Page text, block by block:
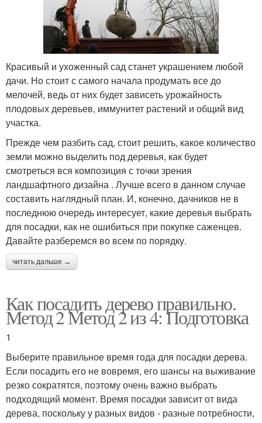
Красивый и ухоженный сад станет украшением любой
дачи. Но стоит с самого начала продумать все до
мелочей, ведь от них будет зависеть урожайность
плодовых деревьев, иммунитет растений и общий вид
участка.
Прежде чем разбить сад, стоит решить, какое количество
земли можно выделить под деревья, как будет
смотреться вся композиция с точки зрения
ландшафтного дизайна . Лучше всего в данном случае
составить наглядный план. И, конечно, дачников не в
последнюю очередь интересует, какие деревья выбрать
для посадки, как не ошибиться при покупке саженцев.
Давайте разберемся во всем по порядку.
читать дальше →
Как посадить дерево правильно.
Метод 2 Метод 2 из 4: Подготовка
1
Выберите правильное время года для посадки дерева.
Если посадить его не вовремя, его шансы на выживание
резко сократятся, поэтому очень важно выбрать
подходящий момент. Время посадки зависит от вида
дерева, поскольку у разных видов - разные потребности,